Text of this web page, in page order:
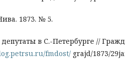
1873. № 5.
в С.-Петербурге //
fmdost/ grajd/1873/